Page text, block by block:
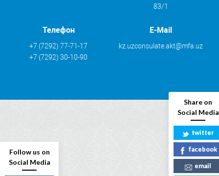
83/1
Телефон
+7 (7292) 77-71-17
+7 (7292) 30-10-90
E-Mail
kz.uzconsulate.akt@mfa.uz
Share on
Social Media
twitter
facebook
email
Follow us on
Social Media